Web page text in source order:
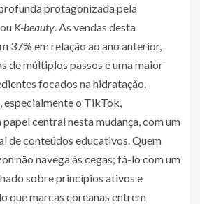
protagonizada pela
K-beauty . As vendas desta
37% em relação ao ano anterior,
de múltiplos passos e uma maior
focados na hidratação.
o TikTok,
central nesta mudança, com um
de conteúdos educativos. Quem
não navega às cegas; fá-lo com um
sobre princípios ativos e
que marcas coreanas entrem